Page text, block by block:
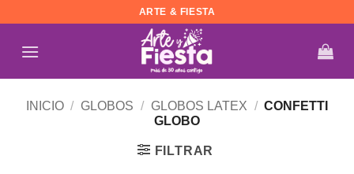
contenido
ARTE & FIESTA
INICIO / GLOBOS / GLOBOS LATEX / CONFETTI
GLOBO
FILTRAR